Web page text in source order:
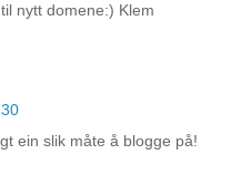
nytt domene:) Klem
ein slik måte å blogge på!